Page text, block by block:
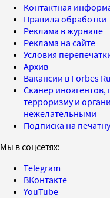
Контактная
Правила обработки
Реклама в журнале
Реклама на сайте
Условия
Архив
Вакансии в Forbes
Сканер иноагентов,
терроризму и
нежелательными
Подписка на
Мы в соцсетях:
Telegram
ВКонтакте
YouTube